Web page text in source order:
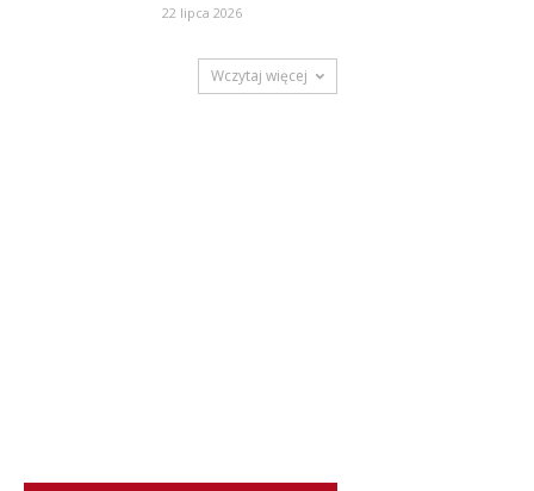
22 lipca 2026
Wczytaj więcej